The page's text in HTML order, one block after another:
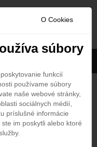
úZobraziť všetky
& Resort 5*
O Cookies
súbory
funkcií
používame súbory
naše webové stránky,
sociálnych médií,
príslušné informácie
im poskytli alebo ktoré